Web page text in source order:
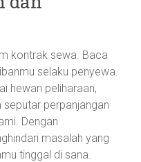
kontrak sewa. Baca
selaku penyewa.
hewan peliharaan,
perpanjangan
Dengan
masalah yang
tinggal di sana.